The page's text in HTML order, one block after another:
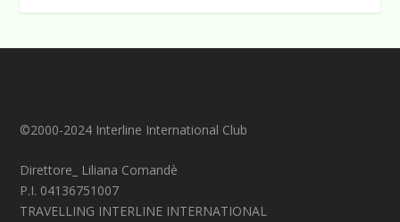
©2000-2024 Interline International Club
Direttore_ Liliana Comandè
P.I. 04136751007
TRAVELLING INTERLINE INTERNATIONAL